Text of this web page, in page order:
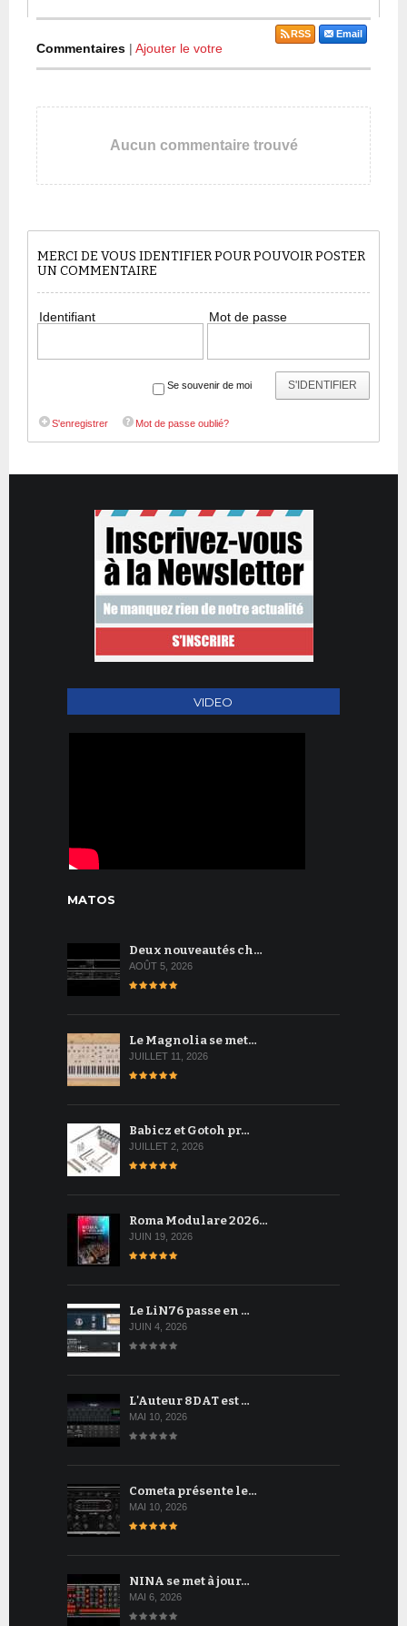
Commentaires | Ajouter le votre
Email
RSS
Aucun commentaire trouvé
MERCI DE VOUS IDENTIFIER POUR POUVOIR POSTER
UN COMMENTAIRE
Identifiant Mot de passe
S'IDENTIFIER
Se souvenir de moi
S'enregistrer Mot de passe oublié?
VIDEO
MATOS
Deux nouveautés ch…
AOÛT 5, 2026
Le Magnolia se met…
JUILLET 11, 2026
Babicz et Gotoh pr…
JUILLET 2, 2026
Roma Modulare 2026…
JUIN 19, 2026
Le LiN76 passe en …
JUIN 4, 2026
L'Auteur 8DAT est …
MAI 10, 2026
Cometa présente le…
MAI 10, 2026
NINA se met à jour…
MAI 6, 2026